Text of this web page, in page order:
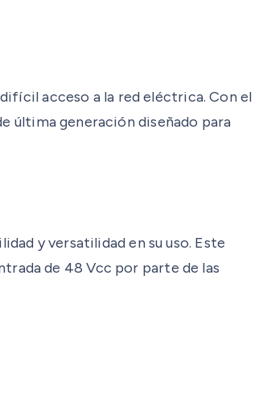
acceso a la red eléctrica. Con el
última generación diseñado para
y versatilidad en su uso. Este
de 48 Vcc por parte de las